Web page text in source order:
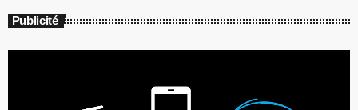
Publicité